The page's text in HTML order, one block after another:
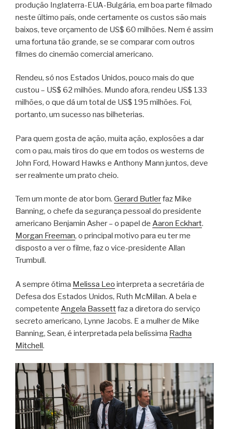
produção Inglaterra-EUA-Bulgária, em boa parte filmado
neste último país, onde certamente os custos são mais
baixos, teve orçamento de US$ 60 milhões. Nem é assim
uma fortuna tão grande, se se comparar com outros
filmes do cinemão comercial americano.
Rendeu, só nos Estados Unidos, pouco mais do que
custou – US$ 62 milhões. Mundo afora, rendeu US$ 133
milhões, o que dá um total de US$ 195 milhões. Foi,
portanto, um sucesso nas bilheterias.
Para quem gosta de ação, muita ação, explosões a dar
com o pau, mais tiros do que em todos os westerns de
John Ford, Howard Hawks e Anthony Mann juntos, deve
ser realmente um prato cheio.
Tem um monte de ator bom. Gerard Butlerfaz Mike
Banning, o chefe da segurança pessoal do presidente
americano Benjamin Asher – o papel de Aaron Eckhart.
Morgan Freeman, o principal motivo para eu ter me
disposto a ver o filme, faz o vice-presidente Allan
Trumbull.
A sempre ótima Melissa Leo interpreta a secretária de
Defesa dos Estados Unidos, Ruth McMillan. A bela e
competente Angela Bassettfaz a diretora do serviço
secreto americano, Lynne Jacobs. E a mulher de Mike
Banning, Sean, é interpretada pela belíssima Radha
Mitchell.